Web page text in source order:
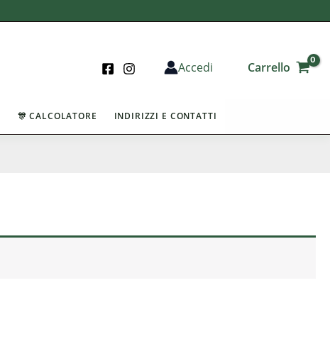
Accedi Carrello
🎊 CALCOLATORE INDIRIZZI E CONTATTI